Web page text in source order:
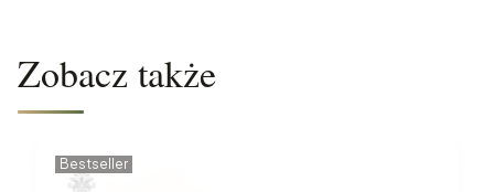
Zobacz także
Bestseller